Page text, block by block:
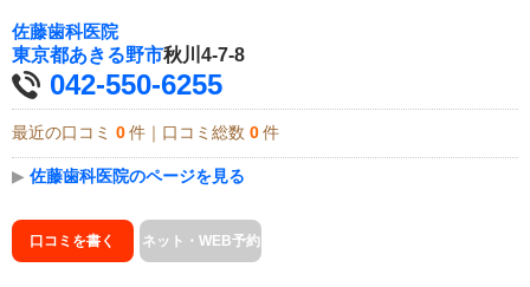
佐藤歯科医院
東京都あきる野市秋川4-7-8
042-550-6255
最近の口コミ 0 件｜口コミ総数 0 件
▶ 佐藤歯科医院のページを見る
口コミを書く ネット・WEB予約